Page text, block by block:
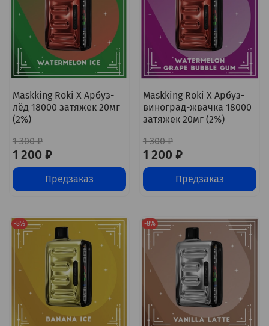
Maskking Roki X Арбуз-
лёд 18000 затяжек 20мг
(2%)
1 300 ₽
1 200 ₽
Предзаказ
Maskking Roki X Арбуз-
виноград-жвачка 18000
затяжек 20мг (2%)
1 300 ₽
1 200 ₽
Предзаказ
-8% -8%